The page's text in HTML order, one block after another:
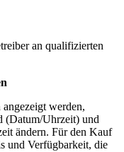
an qualifizierten
werden,
(Datum/Uhrzeit) und
ändern. Für den Kauf
und Verfügbarkeit, die